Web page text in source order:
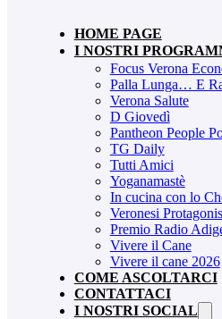
HOME PAGE
I NOSTRI
Focus Verona
Palla Lunga… E
Verona Salute
D Giovedì
Pantheon People
TG Daily
Tutti Amici
Yoganamastè
In cucina con lo
Veronesi
Premio Radio
Vivere il Cane
Vivere il cane 2026
COME ASCOLTARCI
CONTATTACI
I NOSTRI SOCIAL